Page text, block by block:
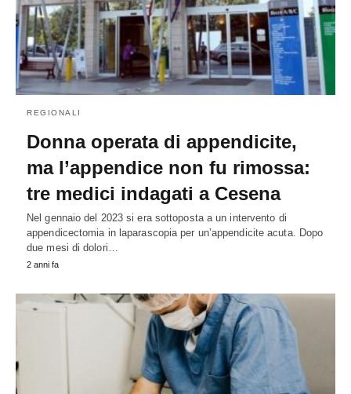
REGIONALI
Donna operata di appendicite,
ma l’appendice non fu rimossa:
tre medici indagati a Cesena
Nel gennaio del 2023 si era sottoposta a un intervento di
appendicectomia in laparascopia per un’appendicite acuta. Dopo
due mesi di dolori…
2 anni fa